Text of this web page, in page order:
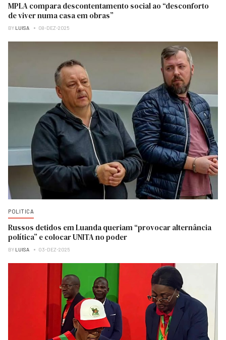
MPLA compara descontentamento social ao “desconforto
de viver numa casa em obras”
BY LUISA 08-DEZ-2025
POLITICA
Russos detidos em Luanda queriam “provocar alternância
política” e colocar UNITA no poder
BY LUISA 03-DEZ-2025